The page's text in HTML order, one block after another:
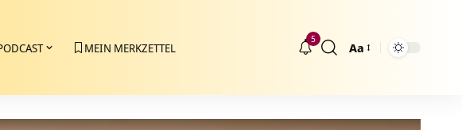
MEIN MERKZETTEL
5
Größenänderung
Aa